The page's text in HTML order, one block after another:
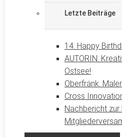
Letzte Beiträge
14: Happy
AUTORIN:
Ostsee!
Oberfränk.
Cross
Nachbericht zur